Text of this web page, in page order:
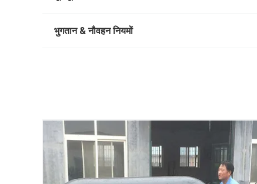
भुगतान & नौवहन नियमों